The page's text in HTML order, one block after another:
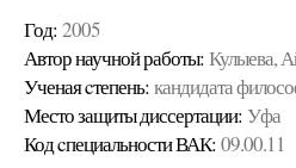
Год: 2005
Автор научной работы: Кулыева,
Ученая cтепень: кандидата
Место защиты диссертации: Уфа
Код cпециальности ВАК: 09.00.11